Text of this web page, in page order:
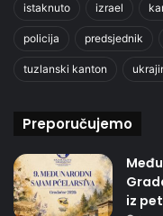
istaknuto izrael
policija predsjednik
tuzlanski kanton
Preporučujemo
iz